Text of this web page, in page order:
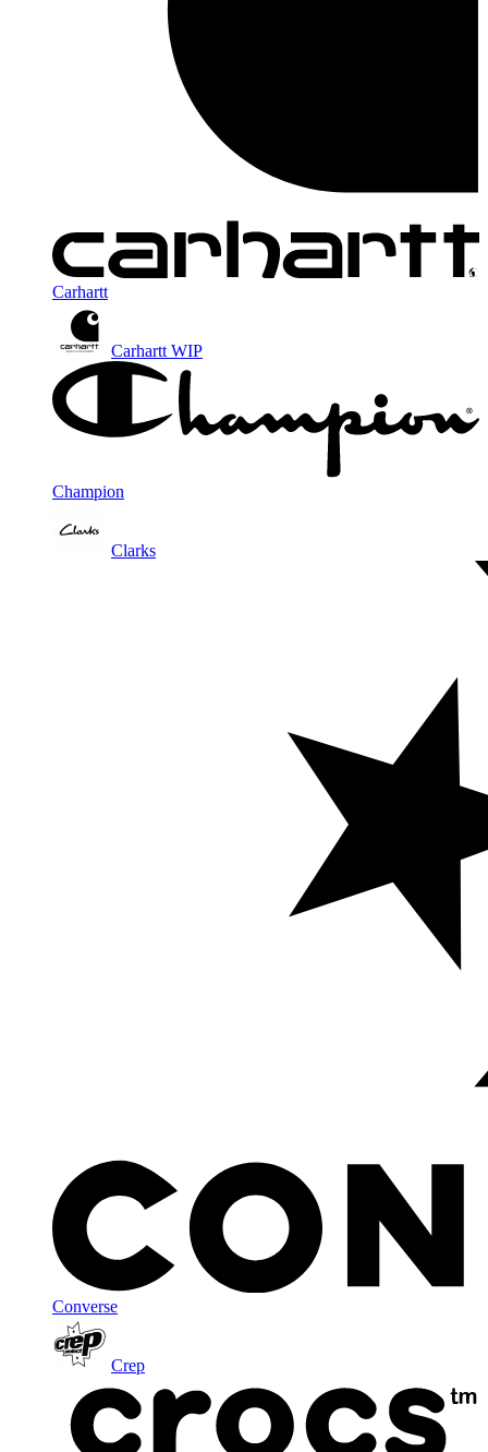
Carhartt
Carhartt WIP
Champion
Clarks
Converse
Crep